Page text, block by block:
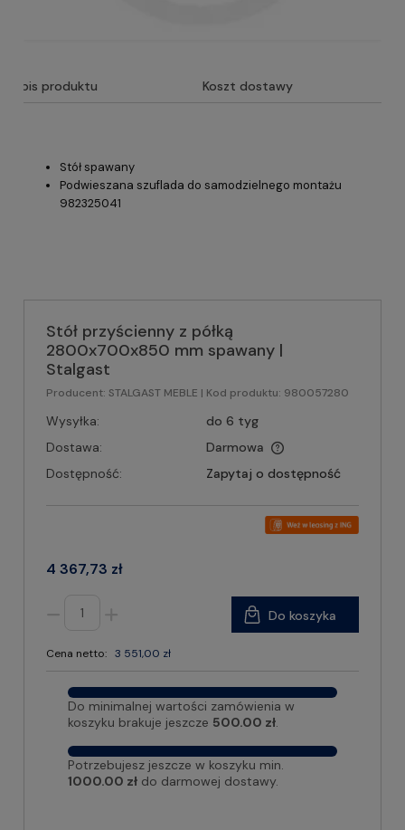
Opis produktu Koszt dostawy
Stół spawany
Podwieszana szuflada do samodzielnego montażu
982325041
Stół przyścienny z półką
2800x700x850 mm spawany |
Stalgast
Producent: STALGAST MEBLE | Kod produktu: 980057280
Wysyłka:
do 6 tyg
Dostawa:
Darmowa
Dostępność:
Zapytaj o dostępność
4 367,73 zł
Cena netto: 3 551,00 zł
Do koszyka
Do minimalnej wartości zamówienia w
koszyku brakuje jeszcze 500.00 zł.
Potrzebujesz jeszcze w koszyku min.
1000.00 zł do darmowej dostawy.